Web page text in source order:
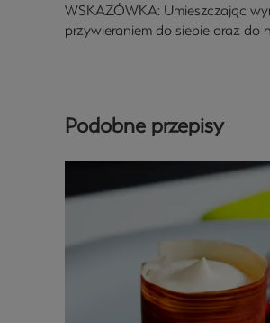
WSKAZÓWKA: Umieszczając
przywieraniem do siebie oraz do
Podobne przepisy